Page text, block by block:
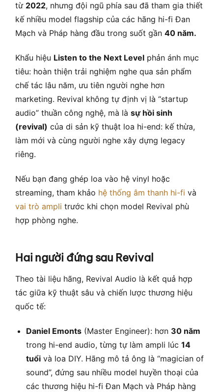
từ 2022, nhưng đội ngũ phía sau đã tham gia thiết
kế nhiều model flagship của các hãng hi-fi Đan
Mạch và Pháp hàng đầu trong suốt gần 40 năm.
Khẩu hiệu Listen to the Next Level phản ánh mục
tiêu: hoàn thiện trải nghiệm nghe qua sản phẩm
chế tác lâu năm, ưu tiên người nghe hơn
marketing. Revival không tự định vị là “startup
audio” thuần công nghệ, mà là sự hồi sinh
(revival) của di sản kỹ thuật loa hi-end: kế thừa,
làm mới và cùng người nghe xây dựng legacy
riêng.
Nếu bạn đang ghép loa vào hệ vinyl hoặc
streaming, tham khảo hệ thống âm thanh hi-fi và
vai trò ampli trước khi chọn model Revival phù
hợp phòng nghe.
Hai người đứng sau Revival
Theo tài liệu hãng, Revival Audio là kết quả hợp
tác giữa kỹ thuật sâu và chiến lược thương hiệu
quốc tế:
Daniel Emonts(Master Engineer): hơn 30 năm
trong hi-end audio, từng tự làm ampli lúc 14
tuổivà loa DIY. Hãng mô tả ông là “magician of
sound”, đứng sau nhiều model huyền thoại của
các thương hiệu hi-fi Đan Mạch và Pháp hàng